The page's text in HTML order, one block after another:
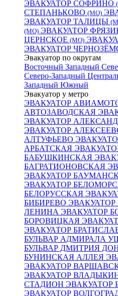
ЭВАКУАТОР СОФРИНО
СТЕПАНЬКОВО (МО)
ЭВАКУАТОР ТАЛИЦЫ
(МО) ЭВАКУАТОР
ЦЕРНСКОЕ (МО)
ЭВАКУАТОР
Эвакуатор по округам
Восточный Западный
Северо-Западный
Западный Южный
Эвакуатор у метро
ЭВАКУАТОР
АВТОЗАВОДСКАЯ
ЭВАКУАТОР
ЭВАКУАТОР
АЛТУФЬЕВО
АРБАТСКАЯ
БАБУШКИНСКАЯ
БАГРАТИОНОВСКАЯ
ЭВАКУАТОР
ЭВАКУАТОР
БЕЛОРУССКАЯ
БИБИРЕВО
ЛЕНИНА ЭВАКУАТОР
БОРОВИЦКАЯ
ЭВАКУАТОР
БУЛЬВАР АДМИРАЛА
БУЛЬВАР ДМИТРИЯ
БУНИНСКАЯ АЛЛЕЯ
ЭВАКУАТОР
ЭВАКУАТОР
СТАДИОН ЭВАКУАТОР
ЭВАКУАТОР